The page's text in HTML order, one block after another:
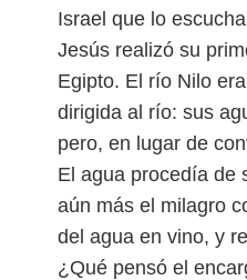
Israel que lo
Jesús realizó su
Egipto. El río Nilo
dirigida al río: sus
pero, en lugar de
El agua procedía de
aún más el milagro
del agua en vino, y
¿Qué pensó el